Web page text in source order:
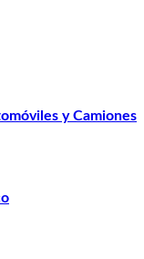
y Camiones